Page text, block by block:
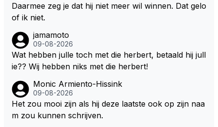
Daarmee zeg je dat hij niet meer wil winnen. Dat gelo
of ik niet.
jamamoto
09-08-2026
Wat hebben julle toch met die herbert, betaald hij jull
ie?? Wij hebben niks met die herbert!
Monic Armiento-Hissink
09-08-2026
Het zou mooi zijn als hij deze laatste ook op zijn naa
m zou kunnen schrijven.